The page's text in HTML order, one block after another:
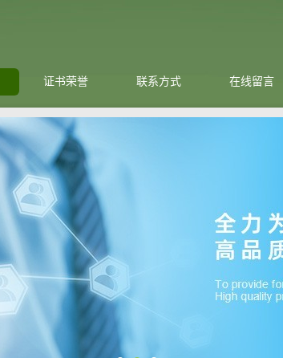
证书荣誉 联系方式 在线留言